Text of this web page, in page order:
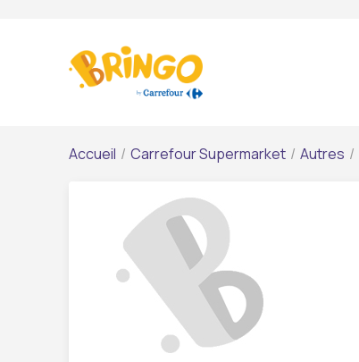
Accueil / Carrefour Supermarket / Autres /